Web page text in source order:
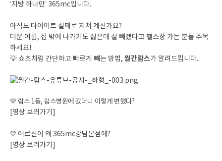
‘지방 하나만’ 365mc입니다.
아직도 다이어트 실패로 지쳐 계신가요?
더운 여름, 집 밖에 나가기도 싫은데 살 빼겠다고 헬스장 가는 분들 주목
하세요!
💡 쇼츠처럼 간단하고 빠르게 빼는 방법, 월간람스가 알려드립니다.
💛 람스 1등, 람스병원에 갔더니 이렇게 변했다?
[영상 보러가기]
💛 어르신이 왜 365mc강남본점에?
[영상 보러가기]